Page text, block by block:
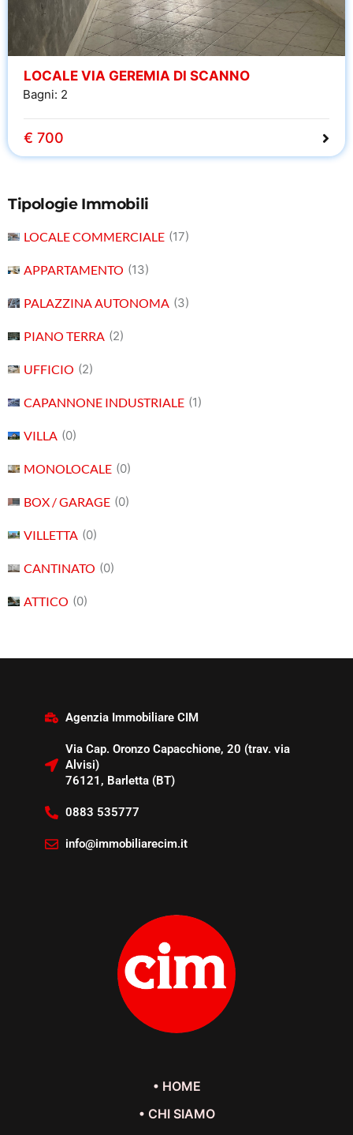
LOCALE VIA GEREMIA DI SCANNO
Bagni: 2
€ 700
Tipologie Immobili
LOCALE COMMERCIALE (17)
APPARTAMENTO (13)
PALAZZINA AUTONOMA (3)
PIANO TERRA (2)
UFFICIO (2)
CAPANNONE INDUSTRIALE (1)
VILLA (0)
MONOLOCALE (0)
BOX / GARAGE (0)
VILLETTA (0)
CANTINATO (0)
ATTICO (0)
Agenzia Immobiliare CIM
Via Cap. Oronzo Capacchione, 20 (trav. via
Alvisi)
76121, Barletta (BT)
0883 535777
info@immobiliarecim.it
• HOME
• CHI SIAMO